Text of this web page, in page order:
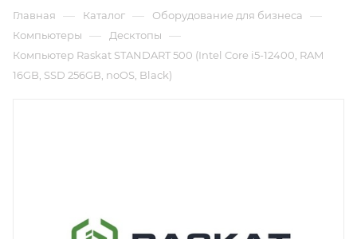
Главная — Каталог — Оборудование для бизнеса —
Компьютеры — Десктопы —
Компьютер Raskat STANDART 500 (Intel Core i5-12400, RAM
16GB, SSD 256GB, noOS, Black)